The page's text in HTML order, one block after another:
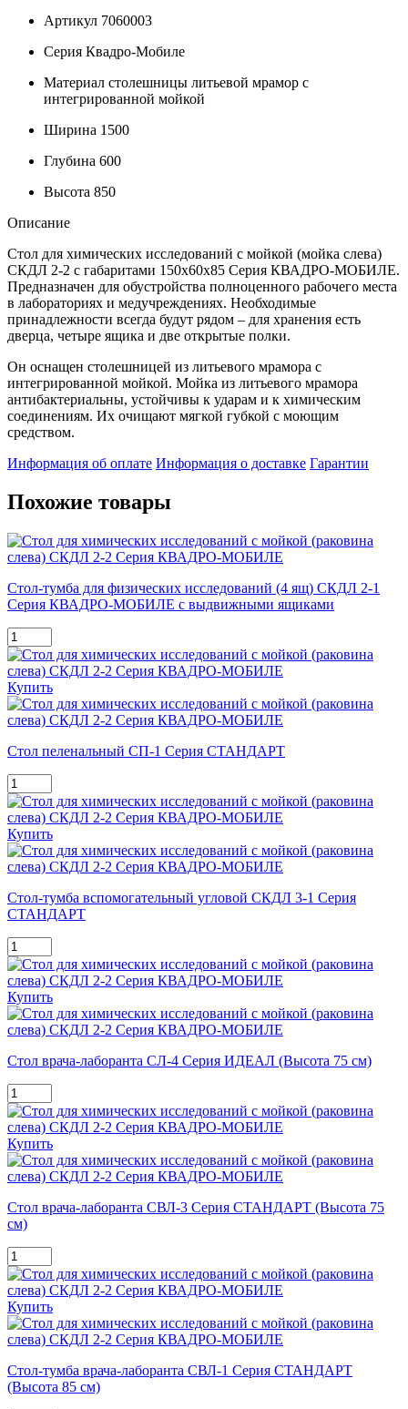
Артикул 7060003
Серия Квадро-Мобиле
Материал столешницы литьевой мрамор с
интегрированной мойкой
Ширина 1500
Глубина 600
Высота 850
Описание
Стол для химических исследований с мойкой (мойка слева)
СКДЛ 2-2 с габаритами 150х60х85 Серия КВАДРО-МОБИЛЕ.
Предназначен для обустройства полноценного рабочего места
в лабораториях и медучреждениях. Необходимые
принадлежности всегда будут рядом – для хранения есть
дверца, четыре ящика и две открытые полки.
Он оснащен столешницей из литьевого мрамора с
интегрированной мойкой. Мойка из литьевого мрамора
антибактериальны, устойчивы к ударам и к химическим
соединениям. Их очищают мягкой губкой с моющим
средством.
Информация об оплате Информация о доставке Гарантии
Похожие товары
Стол-тумба для физических исследований (4 ящ) СКДЛ 2-1
Серия КВАДРО-МОБИЛЕ с выдвижными ящиками
Купить
Стол пеленальный СП-1 Серия СТАНДАРТ
Купить
Стол-тумба вспомогательный угловой СКДЛ 3-1 Серия
СТАНДАРТ
Купить
Стол врача-лаборанта СЛ-4 Серия ИДЕАЛ (Высота 75 см)
Купить
Стол врача-лаборанта СВЛ-3 Серия СТАНДАРТ (Высота 75
см)
Купить
Стол-тумба врача-лаборанта СВЛ-1 Серия СТАНДАРТ
(Высота 85 см)